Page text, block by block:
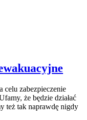
celu zabezpieczenie
że będzie działać
też tak naprawdę nigdy